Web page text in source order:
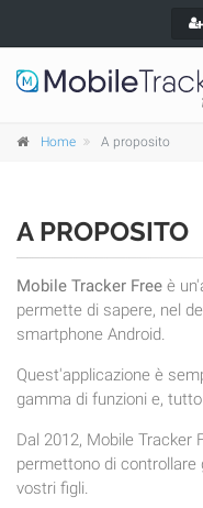
Home A proposito
A PROPOSITO
Mobile Tracker Free è
permette di sapere, nel
smartphone Android.
Quest'applicazione è
gamma di funzioni e,
Dal 2012, Mobile Tracker
permettono di
vostri figli.